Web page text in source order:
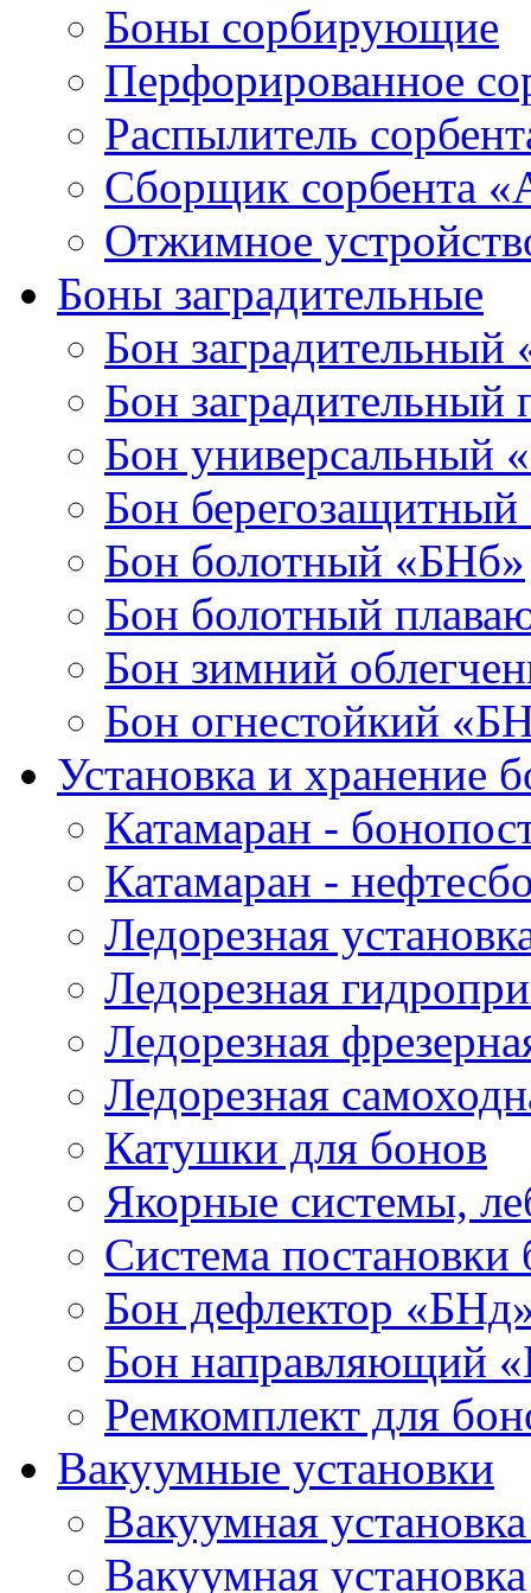
Боны сорбирующие
Перфорированное
Распылитель
Сборщик сорбента
Отжимное
Боны заградительные
Бон заградительный
Бон
Бон универсальный
Бон
Бон болотный «БНб»
Бон болотный
Бон зимний
Бон огнестойкий
Установка и хранение
Катамаран -
Катамаран -
Ледорезная
Ледорезная
Ледорезная
Ледорезная
Катушки для бонов
Якорные системы,
Система
Бон дефлектор
Бон направляющий
Ремкомплект для
Вакуумные установки
Вакуумная
Вакуумная